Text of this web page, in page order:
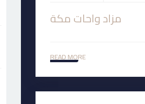
مزاد واحات مكة
READ MORE